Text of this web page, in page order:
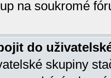
na soukromé
do
skupiny